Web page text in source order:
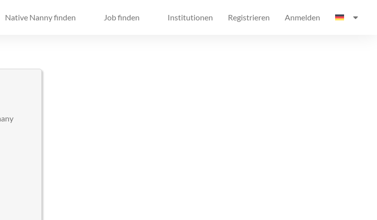
Native Nanny finden Job finden Institutionen Registrieren Anmelden